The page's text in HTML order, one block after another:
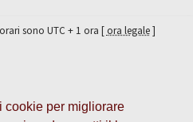
cookie per migliorare
sono UTC + 1 ora [ora legale]